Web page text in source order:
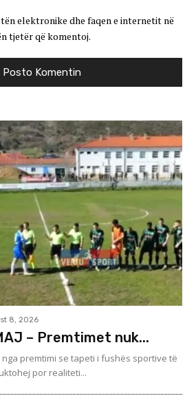
elektronike dhe faqen e internetit në
tjetër që komentoj.
8, 2026
– Premtimet nuk...
premtimi se tapeti i fushës sportive të
por realiteti...